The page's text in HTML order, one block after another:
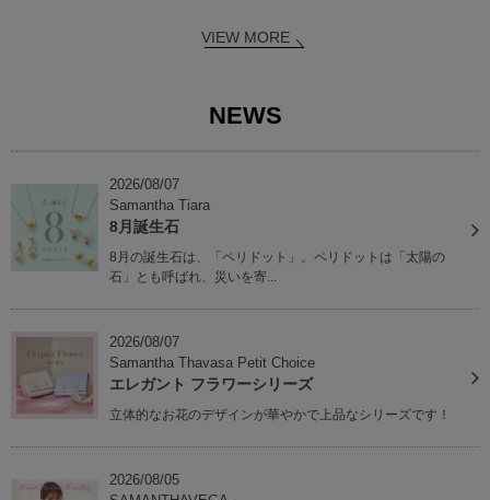
VIEW MORE
NEWS
2026/08/07
Samantha Tiara
8月誕生石
8月の誕生石は、「ペリドット」。ペリドットは「太陽の
石」とも呼ばれ、災いを寄...
2026/08/07
Samantha Thavasa Petit Choice
エレガント フラワーシリーズ
立体的なお花のデザインが華やかで上品なシリーズです！
2026/08/05